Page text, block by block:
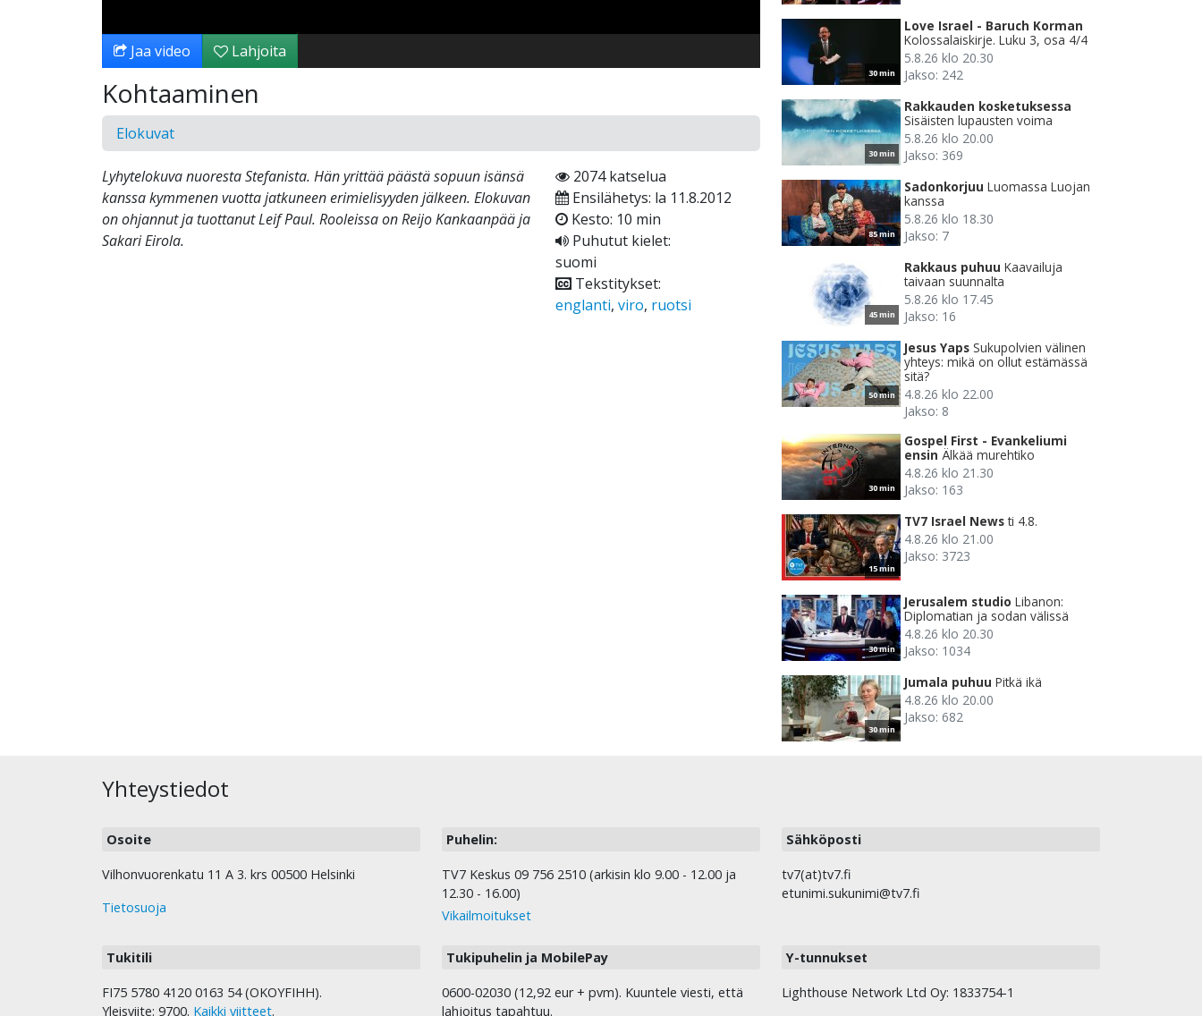
Jaa video Lahjoita
Kohtaaminen
Elokuvat
Lyhytelokuva nuoresta Stefanista. Hän yrittää päästä sopuun isänsä
kanssa kymmenen vuotta jatkuneen erimielisyyden jälkeen. Elokuvan
on ohjannut ja tuottanut Leif Paul. Rooleissa on Reijo Kankaanpää ja
Sakari Eirola.
2074 katselua
Ensilähetys: la 11.8.2012
Kesto: 10 min
Puhutut kielet:
suomi
Tekstitykset:
englanti, viro, ruotsi
30 min
Love Israel - Baruch Korman
Kolossalaiskirje. Luku 3, osa 4/4
5.8.26 klo 20.30
Jakso: 242
30 min
Rakkauden kosketuksessa
Sisäisten lupausten voima
5.8.26 klo 20.00
Jakso: 369
85 min
Sadonkorjuu Luomassa Luojan
kanssa
5.8.26 klo 18.30
Jakso: 7
45 min
Rakkaus puhuu Kaavailuja
taivaan suunnalta
5.8.26 klo 17.45
Jakso: 16
50 min
Jesus Yaps Sukupolvien välinen
yhteys: mikä on ollut estämässä
sitä?
4.8.26 klo 22.00
Jakso: 8
30 min
Gospel First - Evankeliumi
ensin Älkää murehtiko
4.8.26 klo 21.30
Jakso: 163
15 min
TV7 Israel News ti 4.8.
4.8.26 klo 21.00
Jakso: 3723
30 min
Jerusalem studio Libanon:
Diplomatian ja sodan välissä
4.8.26 klo 20.30
Jakso: 1034
30 min
Jumala puhuu Pitkä ikä
4.8.26 klo 20.00
Jakso: 682
Yhteystiedot
Osoite
Vilhonvuorenkatu 11 A 3. krs 00500 Helsinki
Tietosuoja
Puhelin:
TV7 Keskus 09 756 2510 (arkisin klo 9.00 - 12.00 ja
12.30 - 16.00)
Vikailmoitukset
Sähköposti
tv7(at)tv7.fi
etunimi.sukunimi@tv7.fi
Tukitili
FI75 5780 4120 0163 54 (OKOYFIHH).
Yleisviite: 9700. Kaikki viitteet.
Tukipuhelin ja MobilePay
0600-02030 (12,92 eur + pvm). Kuuntele viesti, että
lahjoitus tapahtuu.
Y-tunnukset
Lighthouse Network Ltd Oy: 1833754-1